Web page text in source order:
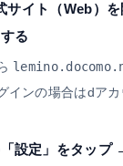
サイト（Web）
る
インの場合はdア
設定」をタップ